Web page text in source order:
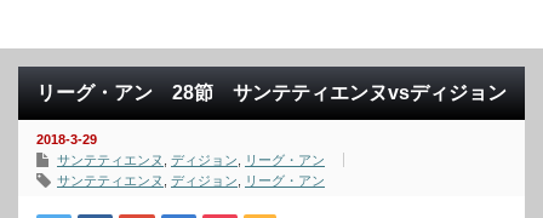
リーグ・アン 28節 サンテティエンヌvsディジョン
2018-3-29
サンテティエンヌ
ディジョン
リーグ・アン
サンテティエンヌ
ディジョン リーグ・アン